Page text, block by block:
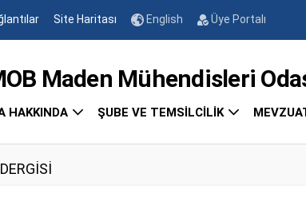
Site Haritası English Üye Portalı
Maden Mühendisleri
HAKKINDA ŞUBE VE TEMSİLCİLİK